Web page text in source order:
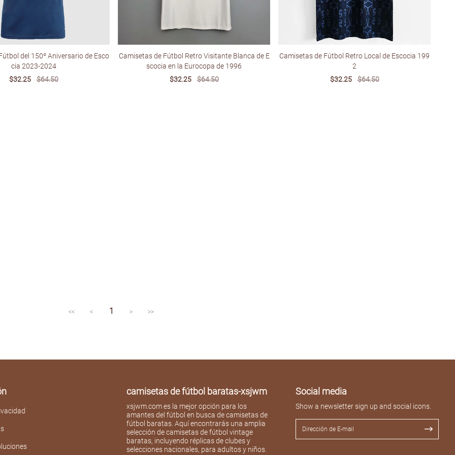
del 150º Aniversario de Esco
cia 2023-2024
Sale
$32.25
Regular
$64.50
Camisetas de Fútbol Retro Visitante Blanca de E
scocia en la Eurocopa de 1996
Sale
$32.25
Regular
$64.50
Camisetas de Fútbol Retro Local de Escocia 199
2
Sale
$32.25
Regular
$64.50
<< < 1 > >>
camisetas de fútbol baratas-xsjwm
xsjwm.com es la mejor opción para los
amantes del fútbol en busca de camisetas de
fútbol baratas. Aquí encontrarás una amplia
selección de camisetas de fútbol vintage
baratas, incluyendo réplicas de clubes y
selecciones nacionales, para adultos y niños.
Social media
Show a newsletter sign up and social icons.